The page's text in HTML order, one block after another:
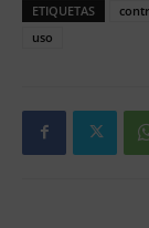
ETIQUETAS
uso